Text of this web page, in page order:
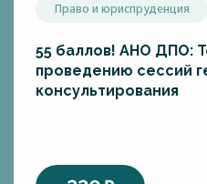
Право и юриспруденция
55 баллов! АНО ДПО:
проведению сессий
консультирования